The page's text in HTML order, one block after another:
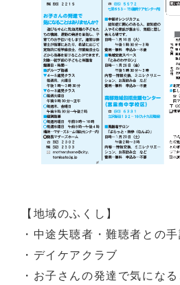
【地域のふくし】
・中途失聴者・難聴者との
・デイケアクラブ
・お子さんの発達で気にな